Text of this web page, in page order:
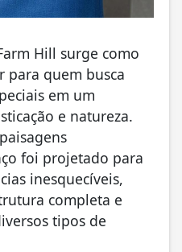
Hill surge como
para quem busca
em um
e natureza.
foi projetado para
inesquecíveis,
completa e
tipos de